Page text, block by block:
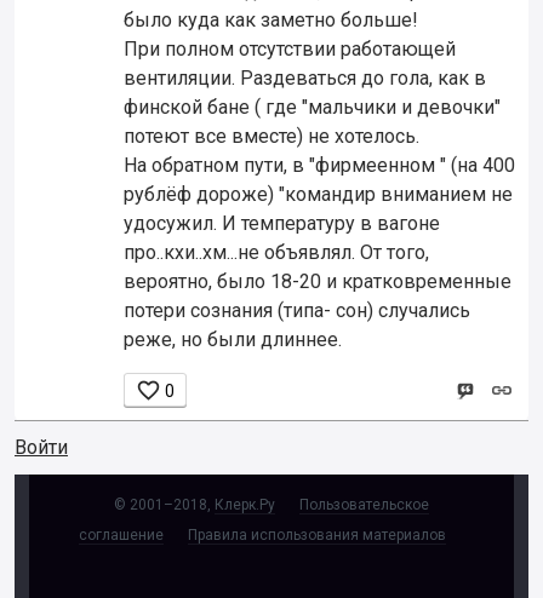
было куда как заметно больше!
При полном отсутствии работающей
вентиляции. Раздеваться до гола, как в
финской бане ( где "мальчики и девочки"
потеют все вместе) не хотелось.
На обратном пути, в "фирмеенном " (на 400
рублёф дороже) "командир вниманием не
удосужил. И температуру в вагоне
про..кхи..хм...не объявлял. От того,
вероятно, было 18-20 и кратковременные
потери сознания (типа- сон) случались
реже, но были длиннее.
 0
Войти
© 2001–2018, Клерк.Ру
Пользовательское
соглашение
Правила использования материалов